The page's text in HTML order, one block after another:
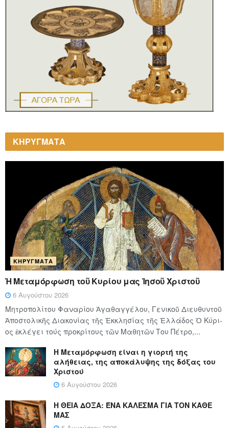
ΚΗΡΥΓΜΑΤΑ
ΚΗΡΎΓΜΑΤΑ
Ἡ Μεταμόρφωση τοῦ Κυρίου μας Ἰησοῦ Χριστοῦ
6 Αυγούστου 2026
Μητροπολίτου Φαναρίου Ἀγαθαγγέλου, Γενικοῦ Διευθυντοῦ
Ἀποστολικῆς Διακονίας τῆς Ἐκκλησίας τῆς Ἑλλάδος Ὁ Κύ­ρι­
ος ἐκλέγει τούς προ­κρί­τους τῶν Μα­θη­τῶν Του Πέ­τρο,...
Η Μεταμόρφωση είναι η γιορτή της
αλήθειας, της αποκάλυψης της δόξας του
Χριστού
6 Αυγούστου 2026
Η ΘΕΙΑ ΔΟΞΑ: ΈΝΑ ΚΑΛΕΣΜΑ ΓΙΑ ΤΟΝ ΚΑΘΕ
ΜΑΣ